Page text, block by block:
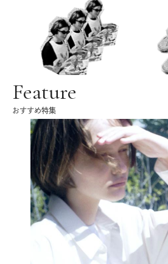
Feature
おすすめ特集